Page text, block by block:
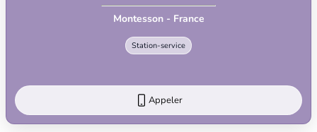
Montesson - France
Station-service
Appeler